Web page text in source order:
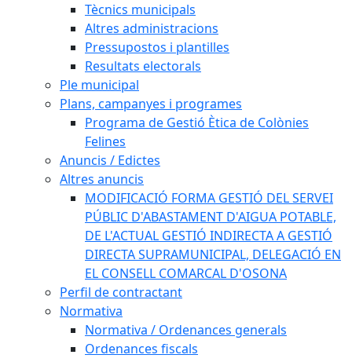
Tècnics municipals
Altres administracions
Pressupostos i plantilles
Resultats electorals
Ple municipal
Plans, campanyes i programes
Programa de Gestió Ètica de Colònies
Felines
Anuncis / Edictes
Altres anuncis
MODIFICACIÓ FORMA GESTIÓ DEL SERVEI
PÚBLIC D'ABASTAMENT D'AIGUA POTABLE,
DE L'ACTUAL GESTIÓ INDIRECTA A GESTIÓ
DIRECTA SUPRAMUNICIPAL, DELEGACIÓ EN
EL CONSELL COMARCAL D'OSONA
Perfil de contractant
Normativa
Normativa / Ordenances generals
Ordenances fiscals